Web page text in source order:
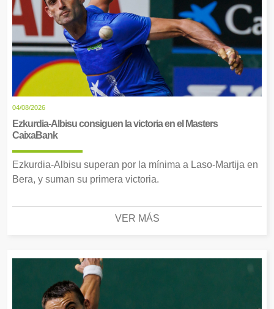
04/08/2026
Ezkurdia-Albisu consiguen la victoria en el Masters
CaixaBank
Ezkurdia-Albisu superan por la mínima a Laso-Martija en
Bera, y suman su primera victoria.
VER MÁS